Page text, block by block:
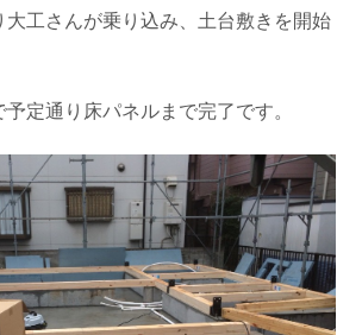
大工さんが乗り込み、土台敷きを開始
定通り床パネルまで完了です。